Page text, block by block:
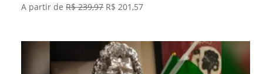
A partir deR$239,97 O
era:
R$ 239,97.
R$ 201,57O
R$ 201,57.